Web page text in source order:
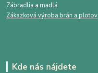
Zábradlia a madlá
Zákazková výroba brán a plotov
Kde nás nájdete